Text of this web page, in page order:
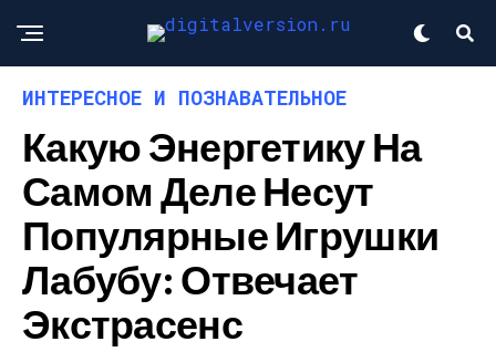
ИНТЕРЕСНОЕ И ПОЗНАВАТЕЛЬНОЕ
Какую Энергетику На
Самом Деле Несут
Популярные Игрушки
Лабубу: Отвечает
Экстрасенс